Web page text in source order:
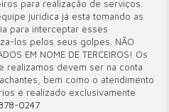
para realização de serviços.
jurídica já está tomando as
para interceptar esses
los pelos seus golpes. NÃO
EM NOME DE TERCEIROS! Os
realizamos devem ser na conta
bem como o atendimento
é realizado exclusivamente
0247